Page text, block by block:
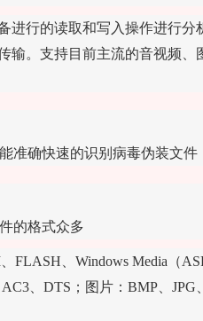
进行的读取和写入操作进行分
输。支持目前主流的音视频、
准确快速的识别病毒伪装文
的格式众多
FLASH、Windows Media（
、DTS；图片：BMP、